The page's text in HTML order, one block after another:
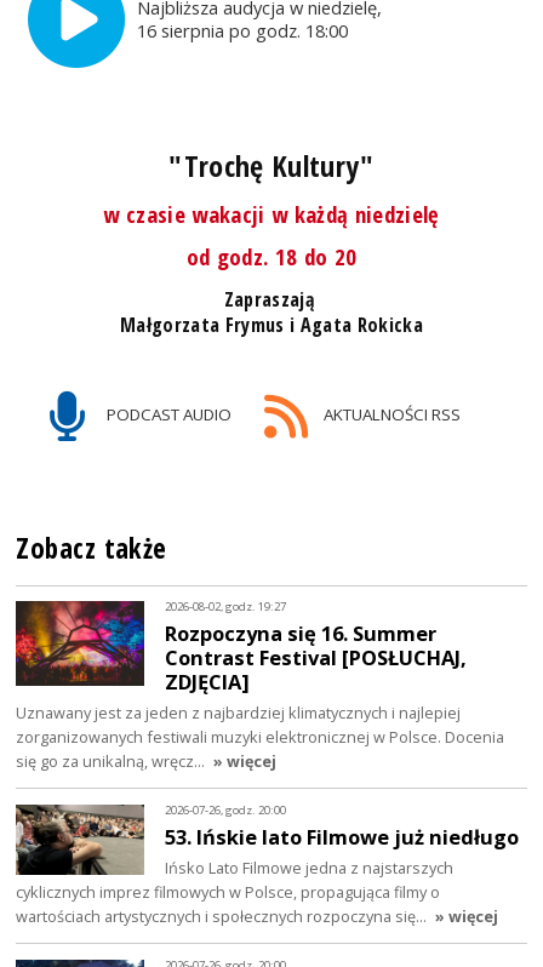
Najbliższa audycja w niedzielę,
16 sierpnia po godz. 18:00
"Trochę Kultury"
w czasie wakacji w każdą niedzielę
od godz. 18 do 20
Zapraszają
Małgorzata Frymus i Agata Rokicka
PODCAST AUDIO AKTUALNOŚCI RSS
Zobacz także
2026-08-02, godz. 19:27
Rozpoczyna się 16. Summer
Contrast Festival [POSŁUCHAJ,
ZDJĘCIA]
Uznawany jest za jeden z najbardziej klimatycznych i najlepiej
zorganizowanych festiwali muzyki elektronicznej w Polsce. Docenia
się go za unikalną, wręcz… » więcej
2026-07-26, godz. 20:00
53. Ińskie lato Filmowe już niedługo
Ińsko Lato Filmowe jedna z najstarszych
cyklicznych imprez filmowych w Polsce, propagująca filmy o
wartościach artystycznych i społecznych rozpoczyna się… » więcej